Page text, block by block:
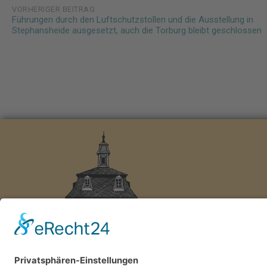
Post
navigation
VORHERIGER BEITRAG
Führungen durch den Luftschutzstollen und die Ausstellung in
Stephansheide ausgesetzt, auch die Torburg bleibt geschlossen